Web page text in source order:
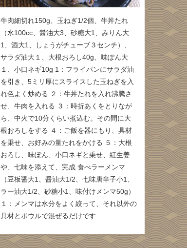
牛肉細切れ150g、玉ねぎ1/2個、牛丼たれ
（水100cc、醤油大3、砂糖大1、みりん大
1、酒大1、しょうがチューブ３センチ）、
サラダ油大１、大根おろし40g、味ぽん大
１、小口ネギ10g 1：フライパンにサラダ油
を引き、5ミリ厚にスライスした玉ねぎを入
れ色よく炒める ２：牛丼たれを入れ沸騰さ
せ、牛肉を入れる ３：時折あくをとりなが
ら、中火で10分くらい煮込む。その間に大
根おろしをする ４：ご飯を器にもり、具材
を乗せ、お好みの量たれをかける ５：大根
おろし、味ぽん、小口ネギと乗せ、紅生姜
や、七味を添えて、完成 食べラーメンマ
（豆板醤大1、醤油大1/2、七味唐辛子小1、
ラー油大1/2、砂糖小1、味付けメンマ50g）
１：メンマは水分をよく絞って、それ以外の
具材とボウルで混ぜるだけです